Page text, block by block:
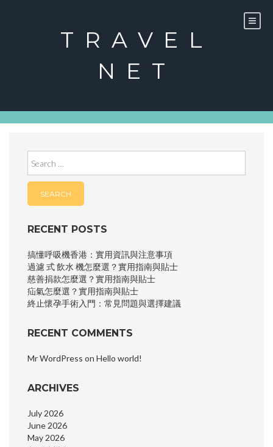
TRAVEL
NET
for:
RECENT POSTS
搞懂呼吸機香港：實用資訊與注意事項
過濾 式 飲水 機怎麼選？實用指南與貼士
慈善捐款怎麼選？實用指南與貼士
疝氣怎麼選？實用指南與貼士
終止懷孕手術入門：常見問題與選擇建議
RECENT COMMENTS
Mr WordPress on Hello world!
ARCHIVES
July 2026
June 2026
May 2026